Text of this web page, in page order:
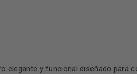
elegante y funcional diseñado para